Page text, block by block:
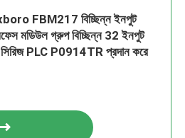
FBM217 বিচ্ছিন্ন ইনপুট
মডিউল গ্রুপ বিচ্ছিন্ন 32 ইনপুট
PLC P0914TR প্রদান করে